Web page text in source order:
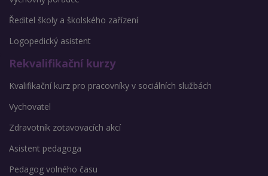
Ředitel školy a školského zařízení
Logopedický asistent
Rekvalifikační kurzy
Kvalifikační kurz pro pracovníky v sociálních službách
Vychovatel
Zdravotník zotavovacích akcí
Asistent pedagoga
Pedagog volného času